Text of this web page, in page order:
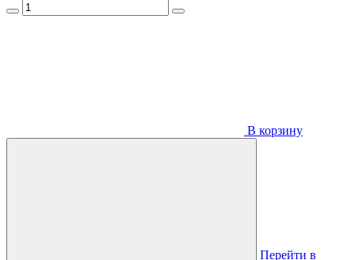
В корзину
Перейти в